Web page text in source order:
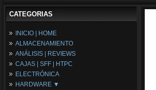
CATEGORIAS
INICIO | HOME
ALMACENAMIENTO
ANÁLISIS | REVIEWS
CAJAS | SFF | HTPC
ELECTRÓNICA
HARDWARE ▼